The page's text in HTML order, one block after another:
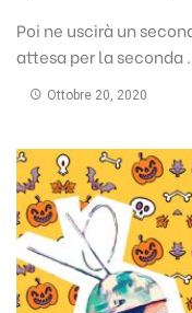
Poi ne uscirà un
attesa per la seconda
Ottobre 20, 2020